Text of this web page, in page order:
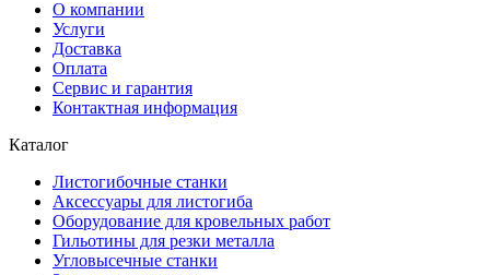
О компании
Услуги
Доставка
Оплата
Сервис и гарантия
Контактная информация
Каталог
Листогибочные станки
Аксессуары для листогиба
Оборудование для кровельных работ
Гильотины для резки металла
Угловысечные станки